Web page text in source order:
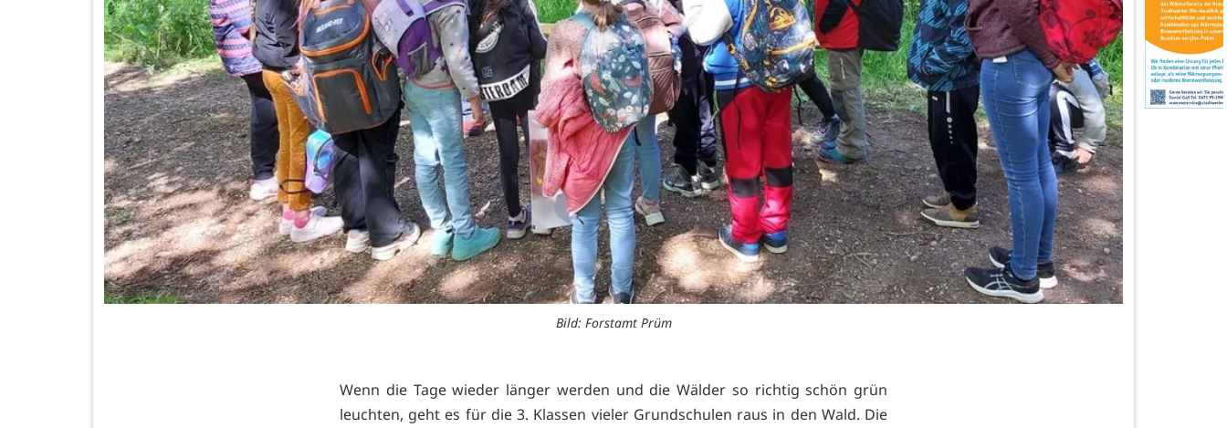
Bild: Forstamt Prüm
Wenn die Tage wieder länger werden und die Wälder so richtig schön grün
leuchten, geht es für die 3. Klassen vieler Grundschulen raus in den Wald. Die